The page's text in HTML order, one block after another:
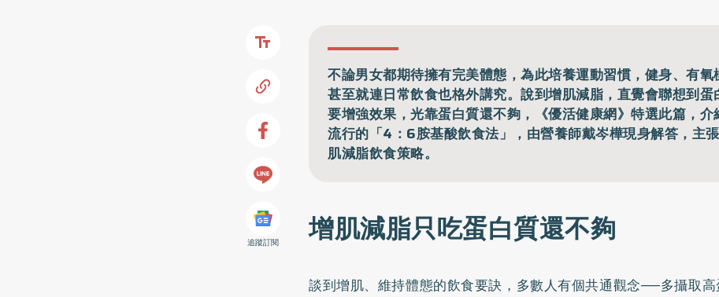
追蹤訂閱
不論男女都期待擁有完美體態，為此培養運動習慣，健身、有氧
甚至就連日常飲食也格外講究。說到增肌減脂，直覺會聯想到蛋
要增強效果，光靠蛋白質還不夠，《優活健康網》特選此篇，介
流行的「4：6胺基酸飲食法」，由營養師戴岑樺現身解答，主
肌減脂飲食策略。
增肌減脂只吃蛋白質還不夠
談到增肌、維持體態的飲食要訣，多數人有個共通觀念──多攝取